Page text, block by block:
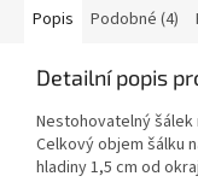
Popis Podobné (4)
Detailní popis
Nestohovatelný
Celkový objem šálku
hladiny 1,5 cm od